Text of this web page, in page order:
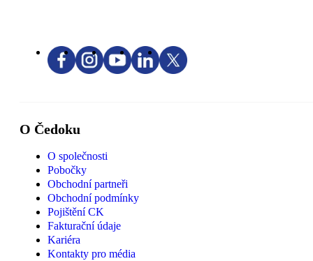
O Čedoku
O společnosti
Pobočky
Obchodní partneři
Obchodní podmínky
Pojištění CK
Fakturační údaje
Kariéra
Kontakty pro média